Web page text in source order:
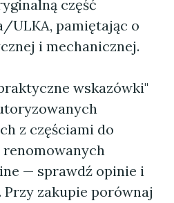
część
ULKA, pamiętając o
i mechanicznej.
wskazówki"
z częściami do
renomowanych
— sprawdź opinie i
zakupie porównaj